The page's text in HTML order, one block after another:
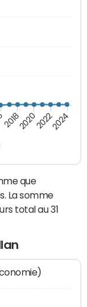
2018202020222024
que
La somme
total au 31